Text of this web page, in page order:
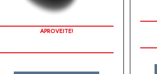
APROVEITE!